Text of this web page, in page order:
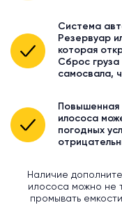
Система
Резервуар
которая
Сброс груза
самосвала,
илососа
погодных
Наличие
илососа можно не
промывать